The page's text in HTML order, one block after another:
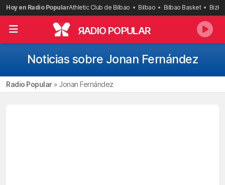
Saltar
al
contenido
Hoy en Radio PopularAthletic Club de Bilbao Bilbao Bilbao Basket
RADIO POPULAR
Noticias sobre Jonan Fernández
Radio Popular» Jonan Fernández